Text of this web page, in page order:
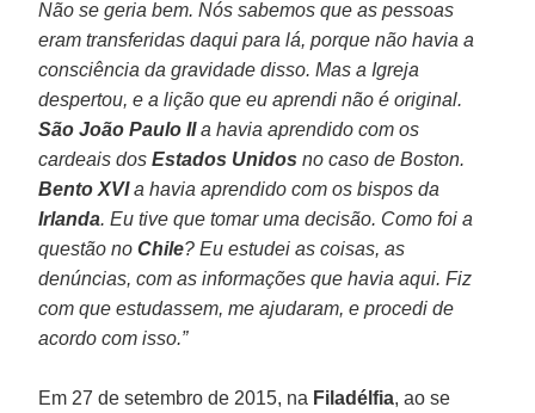
Não se geria bem. Nós sabemos que as pessoas
eram transferidas daqui para lá, porque não havia a
consciência da gravidade disso. Mas a Igreja
despertou, e a lição que eu aprendi não é original.
São João Paulo IIa havia aprendido com os
cardeais dosEstados Unidos no caso de Boston.
Bento XVIa havia aprendido com os bispos da
Irlanda. Eu tive que tomar uma decisão. Como foi a
questão noChile? Eu estudei as coisas, as
denúncias, com as informações que havia aqui. Fiz
com que estudassem, me ajudaram, e procedi de
acordo com isso.”
Em 27 de setembro de 2015, na Filadélfia, ao se